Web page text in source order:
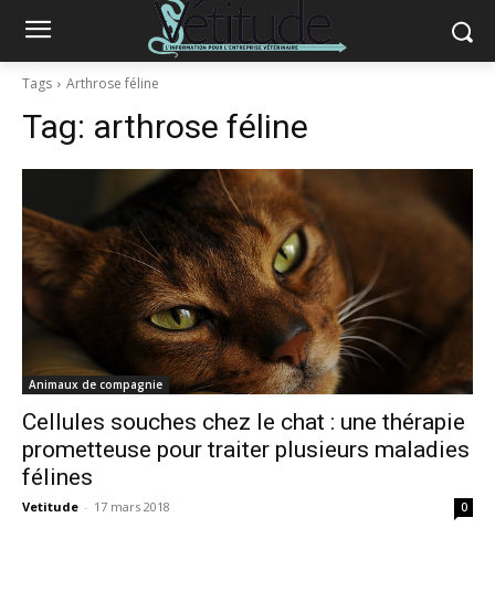
Tags Arthrose féline
Tag: arthrose féline
Animaux de compagnie
Cellules souches chez le chat : une thérapie
prometteuse pour traiter plusieurs maladies
félines
Vetitude - 17 mars 2018 0